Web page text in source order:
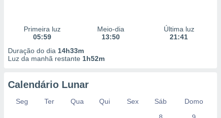
Primeira luz
05:59
Meio-dia
13:50
Última luz
21:41
Duração do dia 14h33m
Luz da manhã restante 1h52m
Calendário Lunar
Seg Ter Qua Qui Sex Sáb
Domo